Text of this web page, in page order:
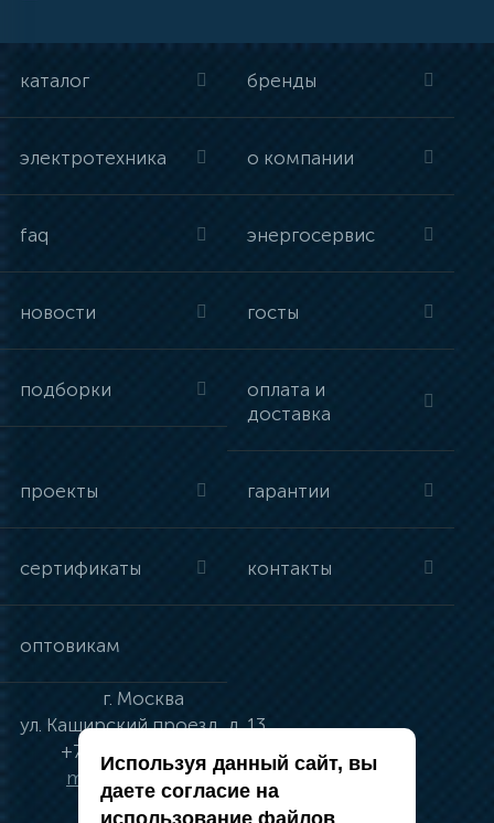
каталог бренды
электротехника о компании
faq энергосервис
новости госты
подборки
оплата и
доставка
проекты гарантии
сертификаты контакты
оптовикам
г. Москва
ул. Каширский проезд, д. 13
+7 (495) 134-41-83
moskva@vincci.ru
Используя данный сайт, вы
даете согласие на
использование файлов